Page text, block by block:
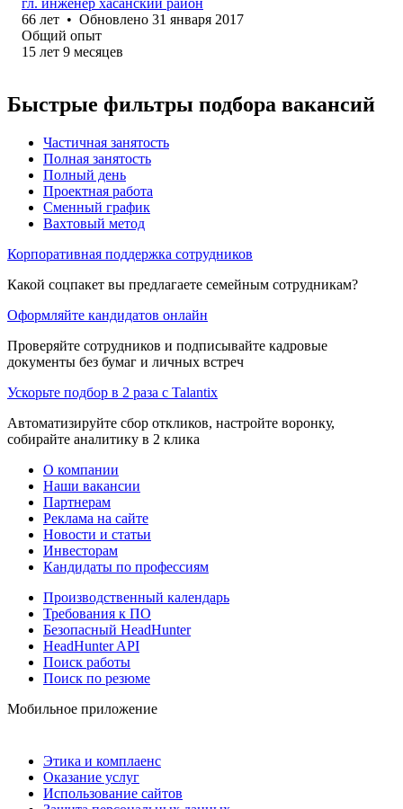
66 лет • Обновлено 31 января 2017
Общий опыт
15 лет 9 месяцев
Быстрые фильтры подбора вакансий
Частичная занятость
Полная занятость
Полный день
Проектная работа
Сменный график
Вахтовый метод
Корпоративная поддержка сотрудников
Какой соцпакет вы предлагаете семейным сотрудникам?
Оформляйте кандидатов онлайн
Проверяйте сотрудников и подписывайте кадровые
документы без бумаг и личных встреч
Ускорьте подбор в 2 раза с Talantix
Автоматизируйте сбор откликов, настройте воронку,
собирайте аналитику в 2 клика
О компании
Наши вакансии
Партнерам
Реклама на сайте
Новости и статьи
Инвесторам
Кандидаты по профессиям
Производственный календарь
Требования к ПО
Безопасный HeadHunter
HeadHunter API
Поиск работы
Поиск по резюме
Мобильное приложение
Этика и комплаенс
Оказание услуг
Использование сайтов